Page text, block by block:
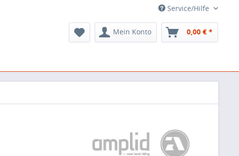
Service/Hilfe
Mein Konto 0,00 € *